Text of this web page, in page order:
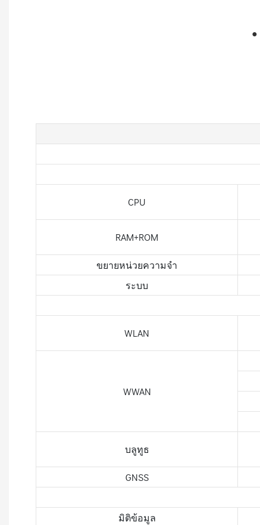
●
CPU
RAM+ROM
ขยายหน่วยความจำ
ระบบ
WLAN
WWAN
บลูทูธ
GNSS
มิติข้อมูล